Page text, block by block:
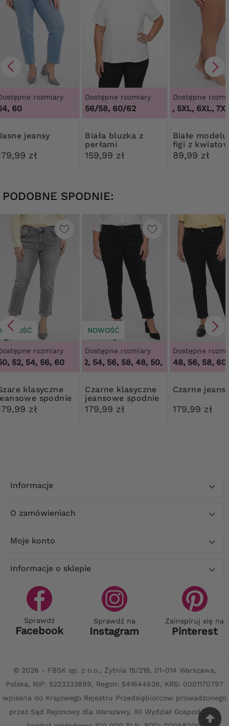
rozmiary
60
Jasne jeansy
zł
Dostępne rozmiary
56/58, 60/62
Biała bluzka z
perłami
159,99 zł
Dostępne
3XL, 4XL, 5XL, 6XL,
Białe modelujące
figi z
koronką
89,99 zł
PODOBNE SPODNIE:
NOWOŚĆ
rozmiary
52, 54, 56, 60
spodnie
zł
NOWOŚĆ
Dostępne rozmiary
48, 50, 52, 54, 56, 58,48, 50, 52, 54, 56, 58
Czarne klasyczne
jeansowe spodnie
179,99 zł
Dostępne
48, 56, 58, 60
Czarne
179,99 zł
Informacje 
O zamówieniach 
Moje konto 
Informacje o sklepie 
Sprawdź
Facebook
Sprawdź na
Instagram
Zainspiruj się na
Pinterest
© 2026 - FBSK sp. z o.o., Żytnia 15/21B, 01-014 Warszawa,
Polska, NIP: 5223333899, Regon: 541644626, KRS: 0001170797
wpisana do Krajowego Rejestru Przedsiębiorców prowadzonego
przez Sąd Rejonowy dla Warszawy, XII Wydział Gospodarczy,